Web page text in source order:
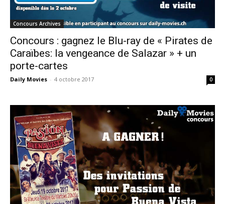
Concours Archives
Concours : gagnez le Blu-ray de « Pirates de
Caraïbes: la vengeance de Salazar » + un
porte-cartes
Daily Movies - 4 octobre 2017 0